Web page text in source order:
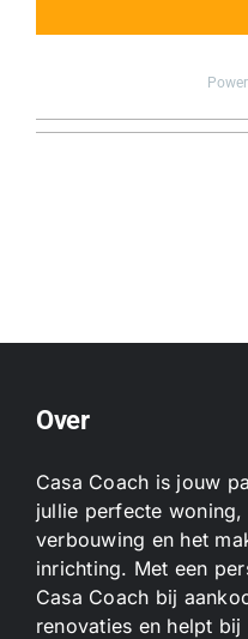
Over
Casa Coach is jouw
jullie perfecte woning,
verbouwing en het
inrichting. Met een
Casa Coach bij
renovaties en helpt